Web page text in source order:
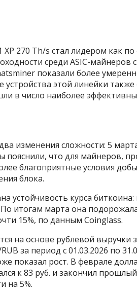
XP 270 Th/s стал лидером как
среди ASIC-майнеров
показали более
этой линейки также
в число наиболее
изменения сложности: 5
пояснили, что для майнеров,
благоприятные условия
блока.
устойчивость курса
итогам марта она
15%, по данным Coinglass.
на основе рублевой выручки
за период с 01.03.2026 по
показал рост. В феврале
к 83 руб. и закончил
на 5%.